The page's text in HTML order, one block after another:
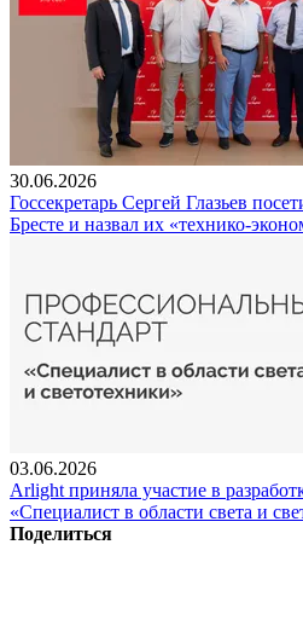
30.06.2026
Госсекретарь Сергей Глазьев
Бресте и назвал их «технико-
03.06.2026
Arlight приняла участие в
«Специалист в области света и
Поделиться